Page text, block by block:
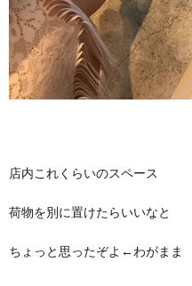
店内これくらいのスペース
荷物を別に置けたらいいなと
ちょっと思ったぞよ←わがまま